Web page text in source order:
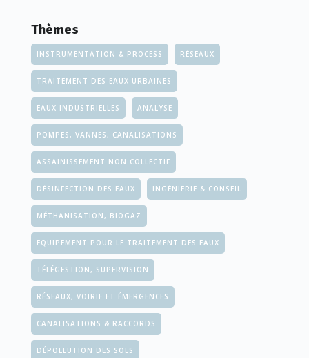
Thèmes
INSTRUMENTATION & PROCESS RÉSEAUX
TRAITEMENT DES EAUX URBAINES
EAUX INDUSTRIELLES ANALYSE
POMPES, VANNES, CANALISATIONS
ASSAINISSEMENT NON COLLECTIF
DÉSINFECTION DES EAUX INGÉNIERIE & CONSEIL
MÉTHANISATION, BIOGAZ
EQUIPEMENT POUR LE TRAITEMENT DES EAUX
TÉLÉGESTION, SUPERVISION
RÉSEAUX, VOIRIE ET ÉMERGENCES
CANALISATIONS & RACCORDS
DÉPOLLUTION DES SOLS